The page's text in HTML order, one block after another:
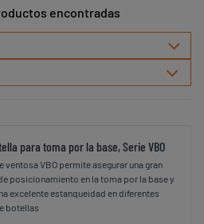
encontradas
para toma por la base, Serie VBO
ventosa VBO permite asegurar una gran
posicionamiento en la toma por la base y
excelente estanqueidad en diferentes
botellas